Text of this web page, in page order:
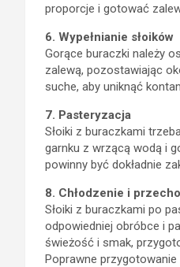
proporcje i gotować
6. Wypełnianie słoików
Gorące buraczki należy
zalewą, pozostawiając
suche, aby uniknąć
7. Pasteryzacja
Słoiki z buraczkami
garnku z wrzącą wodą i
powinny być dokładnie
8. Chłodzenie i
Słoiki z buraczkami po
odpowiedniej obróbce i
świeżość i smak,
Poprawne